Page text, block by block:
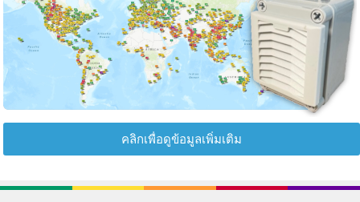
คลิกเพื่อดูข้อมูลเพิ่มเติม